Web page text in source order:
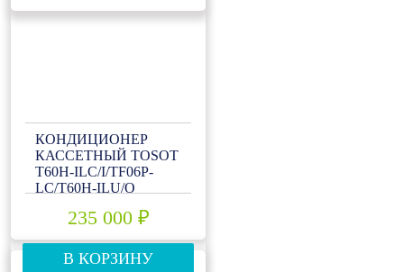
КОНДИЦИОНЕР
КАССЕТНЫЙ TOSOT
T60H-ILC/I/TF06P-
LC/T60H-ILU/O
235 000 ₽
В КОРЗИНУ